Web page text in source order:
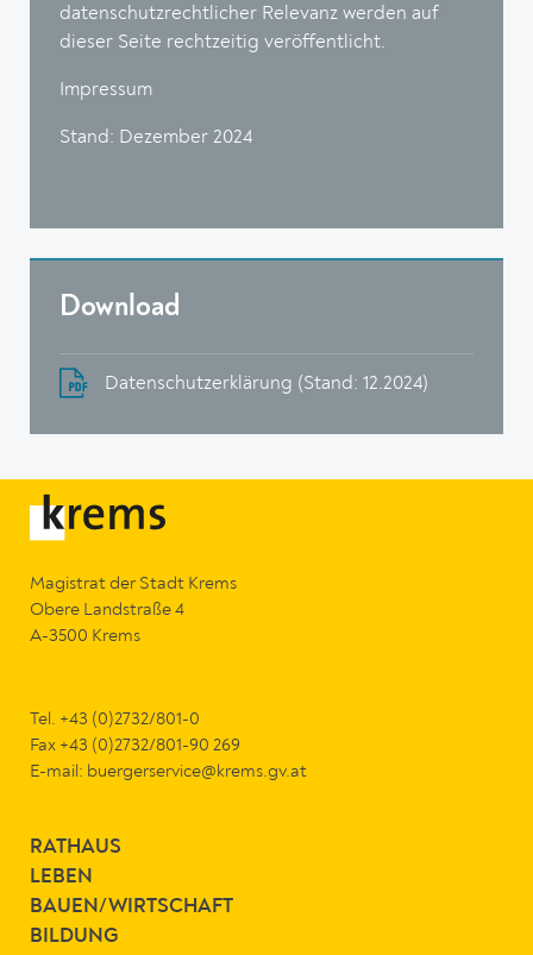
datenschutzrechtlicher Relevanz werden auf
dieser Seite rechtzeitig veröffentlicht.
Impressum
Stand: Dezember 2024
Download
Datenschutzerklärung (Stand: 12.2024)
Magistrat der Stadt Krems
Obere Landstraße 4
A-3500 Krems
Tel. +43 (0)2732/801-0
Fax +43 (0)2732/801-90 269
E-mail: buergerservice@krems.gv.at
RATHAUS
LEBEN
BAUEN/WIRTSCHAFT
BILDUNG